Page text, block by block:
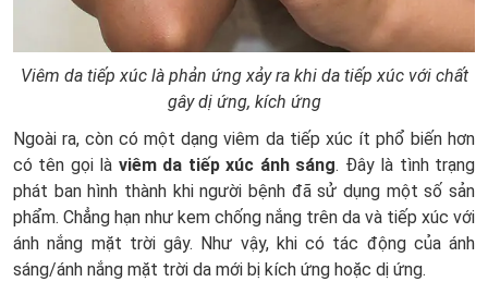
Viêm da tiếp xúc là phản ứng xảy ra khi da tiếp xúc với chất
gây dị ứng, kích ứng
Ngoài ra, còn có một dạng viêm da tiếp xúc ít phổ biến hơn
có tên gọi là viêm da tiếp xúc ánh sáng. Đây là tình trạng
phát ban hình thành khi người bệnh đã sử dụng một số sản
phẩm. Chẳng hạn như kem chống nắng trên da và tiếp xúc với
ánh nắng mặt trời gây. Như vậy, khi có tác động của ánh
sáng/ánh nắng mặt trời da mới bị kích ứng hoặc dị ứng.